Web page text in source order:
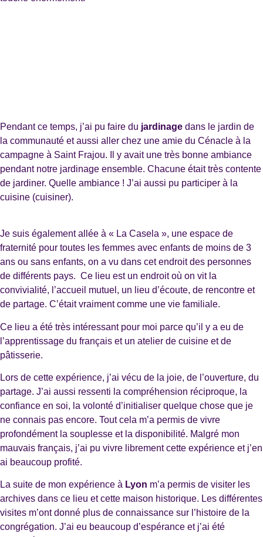
Pendant ce temps, j’ai pu faire du jardinage dans le jardin de
la communauté et aussi aller chez une amie du Cénacle à la
campagne à Saint Frajou. Il y avait une très bonne ambiance
pendant notre jardinage ensemble. Chacune était très contente
de jardiner. Quelle ambiance ! J’ai aussi pu participer à la
cuisine (cuisiner).
Je suis également allée à « La Casela », une espace de
fraternité pour toutes les femmes avec enfants de moins de 3
ans ou sans enfants, on a vu dans cet endroit des personnes
de différents pays. Ce lieu est un endroit où on vit la
convivialité, l’accueil mutuel, un lieu d’écoute, de rencontre et
de partage. C’était vraiment comme une vie familiale.
Ce lieu a été très intéressant pour moi parce qu’il y a eu de
l’apprentissage du français et un atelier de cuisine et de
pâtisserie.
Lors de cette expérience, j’ai vécu de la joie, de l’ouverture, du
partage. J’ai aussi ressenti la compréhension réciproque, la
confiance en soi, la volonté d’initialiser quelque chose que je
ne connais pas encore. Tout cela m’a permis de vivre
profondément la souplesse et la disponibilité. Malgré mon
mauvais français, j’ai pu vivre librement cette expérience et j’en
ai beaucoup profité.
La suite de mon expérience à Lyon m’a permis de visiter les
archives dans ce lieu et cette maison historique. Les différentes
visites m’ont donné plus de connaissance sur l’histoire de la
congrégation. J’ai eu beaucoup d’espérance et j’ai été